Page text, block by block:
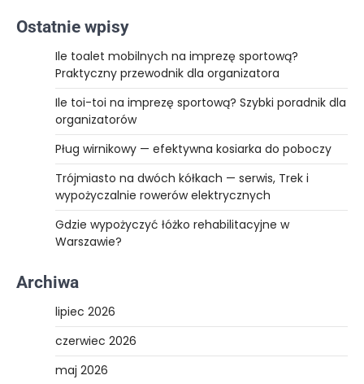
Ostatnie wpisy
Ile toalet mobilnych na imprezę sportową?
Praktyczny przewodnik dla organizatora
Ile toi-toi na imprezę sportową? Szybki poradnik dla
organizatorów
Pług wirnikowy — efektywna kosiarka do poboczy
Trójmiasto na dwóch kółkach — serwis, Trek i
wypożyczalnie rowerów elektrycznych
Gdzie wypożyczyć łóżko rehabilitacyjne w
Warszawie?
Archiwa
lipiec 2026
czerwiec 2026
maj 2026